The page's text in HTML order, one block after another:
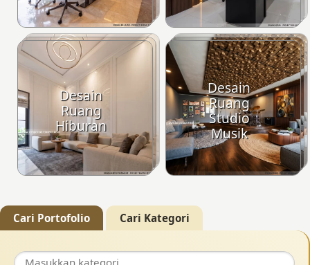
Desain
Ruang
Hiburan
Desain
Ruang
Studio
Musik
Cari Portofolio Cari Kategori